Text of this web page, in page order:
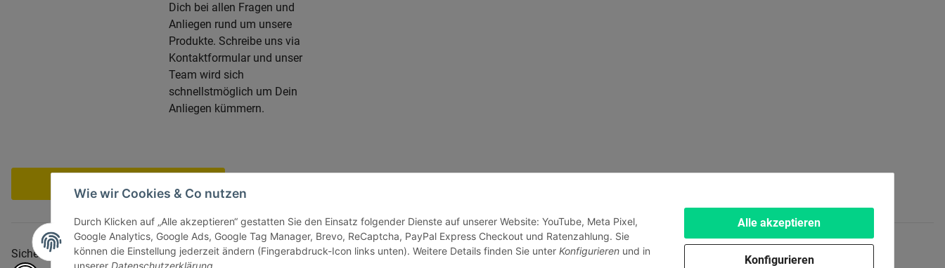
Alle akzeptieren
Konfigurieren
Wie wir Cookies & Co nutzen
Durch Klicken auf „Alle akzeptieren“ gestatten Sie den Einsatz folgender Dienste auf unserer Website: YouTube, Meta Pixel,
Google Analytics, Google Ads, Google Tag Manager, Brevo, ReCaptcha, PayPal Express Checkout und Ratenzahlung. Sie
können die Einstellung jederzeit ändern (Fingerabdruck-Icon links unten). Weitere Details finden Sie unter Konfigurieren und in
unserer Datenschutzerklärung
Dich bei allen Fragen und
Anliegen rund um unsere
Produkte. Schreibe uns via
Kontaktformular und unser
Team wird sich
schnellstmöglich um Dein
Anliegen kümmern.
Sicher bezahlen via: